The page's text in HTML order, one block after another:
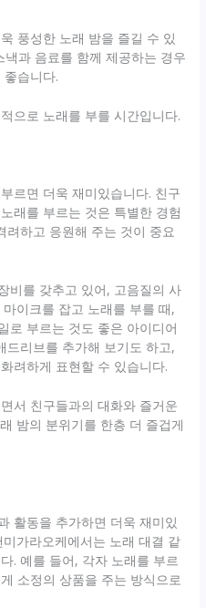
풍성한 노래 밤을 즐길 수 있
과 음료를 함께 제공하는 경우
습니다.
으로 노래를 부를 시간입니다.
르면 더욱 재미있습니다. 친구
래를 부르는 것은 특별한 경험
려하고 응원해 주는 것이 중요
비를 갖추고 있어, 고음질의 사
이크를 잡고 노래를 부를 때,
로 부르는 것도 좋은 아이디어
드리브를 추가해 보기도 하고,
려하게 표현할 수 있습니다.
서 친구들과의 대화와 즐거운
밤의 분위기를 한층 더 즐겁게
활동을 추가하면 더욱 재미있
가라오케에서는 노래 대결 같
. 예를 들어, 각자 노래를 부르
소정의 상품을 주는 방식으로